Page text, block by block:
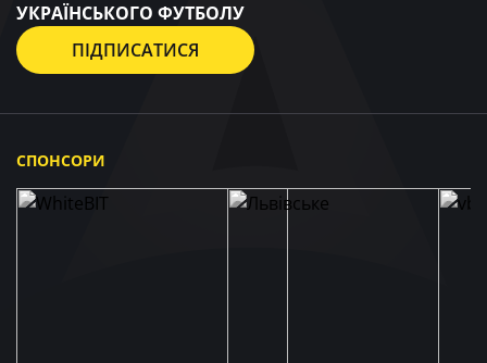
УКРАЇНСЬКОГО ФУТБОЛУ
ПІДПИСАТИСЯ
СПОНСОРИ